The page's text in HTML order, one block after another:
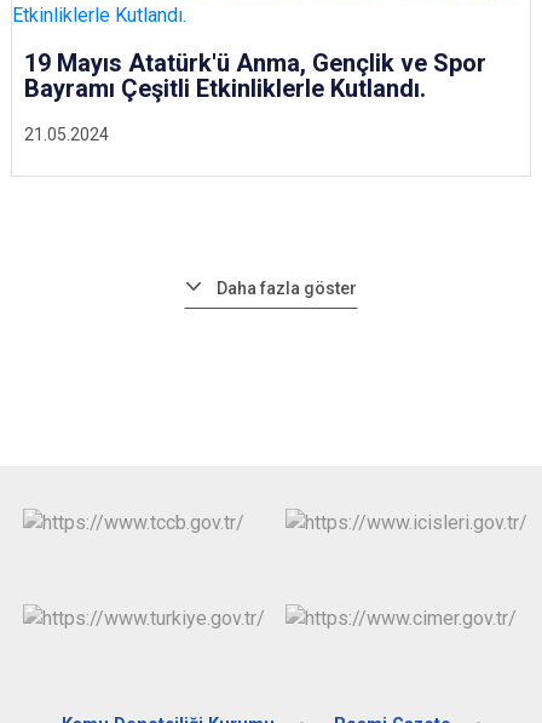
21.05.2024
19 Mayıs Atatürk'ü Anma, Gençlik ve Spor
Bayramı Çeşitli Etkinliklerle Kutlandı.
Daha fazla göster